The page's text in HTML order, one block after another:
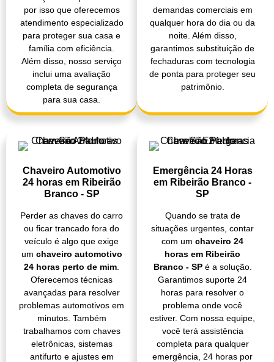
por isso que oferecemos
atendimento especializado
para proteger sua casa e
família com eficiência.
Além disso, nosso serviço
inclui uma avaliação
completa de segurança
para sua casa.
demandas comerciais em
qualquer hora do dia ou da
noite. Além disso,
garantimos substituição de
fechaduras com tecnologia
de ponta para proteger seu
patrimônio.
Chaveiro Automotivo
24 horas em Ribeirão
Branco - SP
Perder as chaves do carro
ou ficar trancado fora do
veículo é algo que exige
um chaveiro automotivo
24 horas perto de mim
Oferecemos técnicas
avançadas para resolver
problemas automotivos em
minutos. Também
trabalhamos com chaves
eletrônicas, sistemas
antifurto e ajustes em
Emergência 24 Horas
em Ribeirão Branco -
SP
Quando se trata de
situações urgentes, contar
com um chaveiro 24
horas em Ribeirão
Branco - SPé a solução.
Garantimos suporte 24
horas para resolver o
problema onde você
estiver. Com nossa equipe,
você terá assistência
completa para qualquer
emergência, 24 horas por